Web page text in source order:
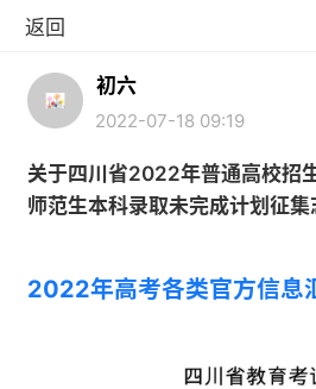
返回
初六
2022-07-18 09:19
关于四川省2022年普通高校招
师范生本科录取未完成计划征集
2022年高考各类官方信息